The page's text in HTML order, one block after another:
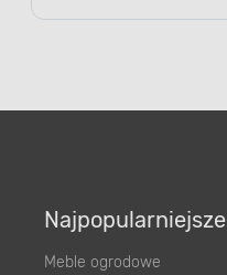
Najpopularniejsze
Meble ogrodowe